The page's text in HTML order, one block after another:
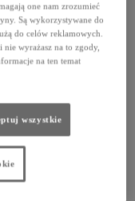
one nam zrozumieć
Są wykorzystywane do
do celów reklamowych.
wyrażasz na to zgody,
na ten temat
wszystkie